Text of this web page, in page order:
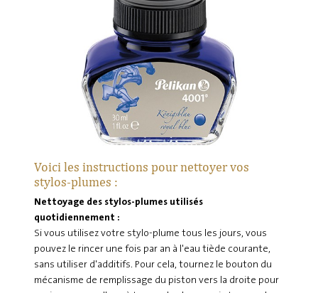
Voici les instructions pour nettoyer vos
stylos-plumes :
Nettoyage des stylos-plumes utilisés
quotidiennement :
Si vous utilisez votre stylo-plume tous les jours, vous
pouvez le rincer une fois par an à l'eau tiède courante,
sans utiliser d'additifs. Pour cela, tournez le bouton du
mécanisme de remplissage du piston vers la droite pour